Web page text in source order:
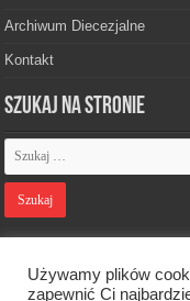
Archiwum Diecezjalne
Kontakt
Szukaj na stronie
Używamy plików
zapewnić Ci